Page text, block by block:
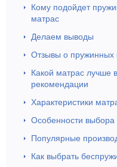
Кому подойдет
матрас
Делаем выводы
Отзывы о пружинных
Какой матрас лучше
рекомендации
Характеристики
Особенности выбора
Популярные
Как выбрать